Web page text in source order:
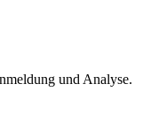
und Analyse.